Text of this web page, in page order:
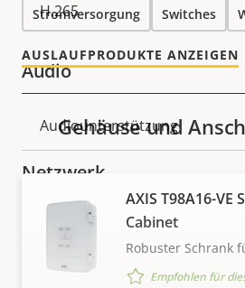
H.265
Audio
Eigentumsbeschreibung
Audiounterstützung
Netzwerk
Eigentumsbeschreibung
PoE-Klasse
Stromversorgung Switches
AUSLAUFPRODUKTE ANZEIGEN
Gehäuse und
AXIS T98A16-VE
Cabinet
Robuster Schrank
Empfohlen für